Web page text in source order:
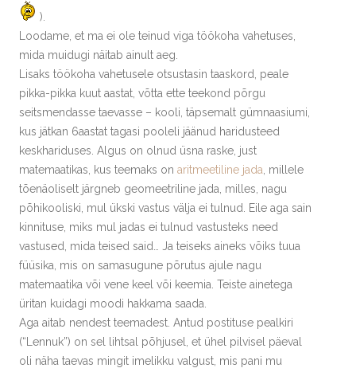
).
Loodame, et ma ei ole teinud viga töökoha vahetuses,
mida muidugi näitab ainult aeg.
Lisaks töökoha vahetusele otsustasin taaskord, peale
pikka-pikka kuut aastat, võtta ette teekond põrgu
seitsmendasse taevasse – kooli, täpsemalt gümnaasiumi,
kus jätkan 6aastat tagasi pooleli jäänud haridusteed
keskhariduses. Algus on olnud üsna raske, just
matemaatikas, kus teemaks on aritmeetiline jada , millele
tõenäoliselt järgneb geomeetriline jada, milles, nagu
põhikooliski, mul ükski vastus välja ei tulnud. Eile aga sain
kinnituse, miks mul jadas ei tulnud vastusteks need
vastused, mida teised said… Ja teiseks aineks võiks tuua
füüsika, mis on samasugune põrutus ajule nagu
matemaatika või vene keel või keemia. Teiste ainetega
üritan kuidagi moodi hakkama saada.
Aga aitab nendest teemadest. Antud postituse pealkiri
(“Lennuk”) on sel lihtsal põhjusel, et ühel pilvisel päeval
oli näha taevas mingit imelikku valgust, mis pani mu